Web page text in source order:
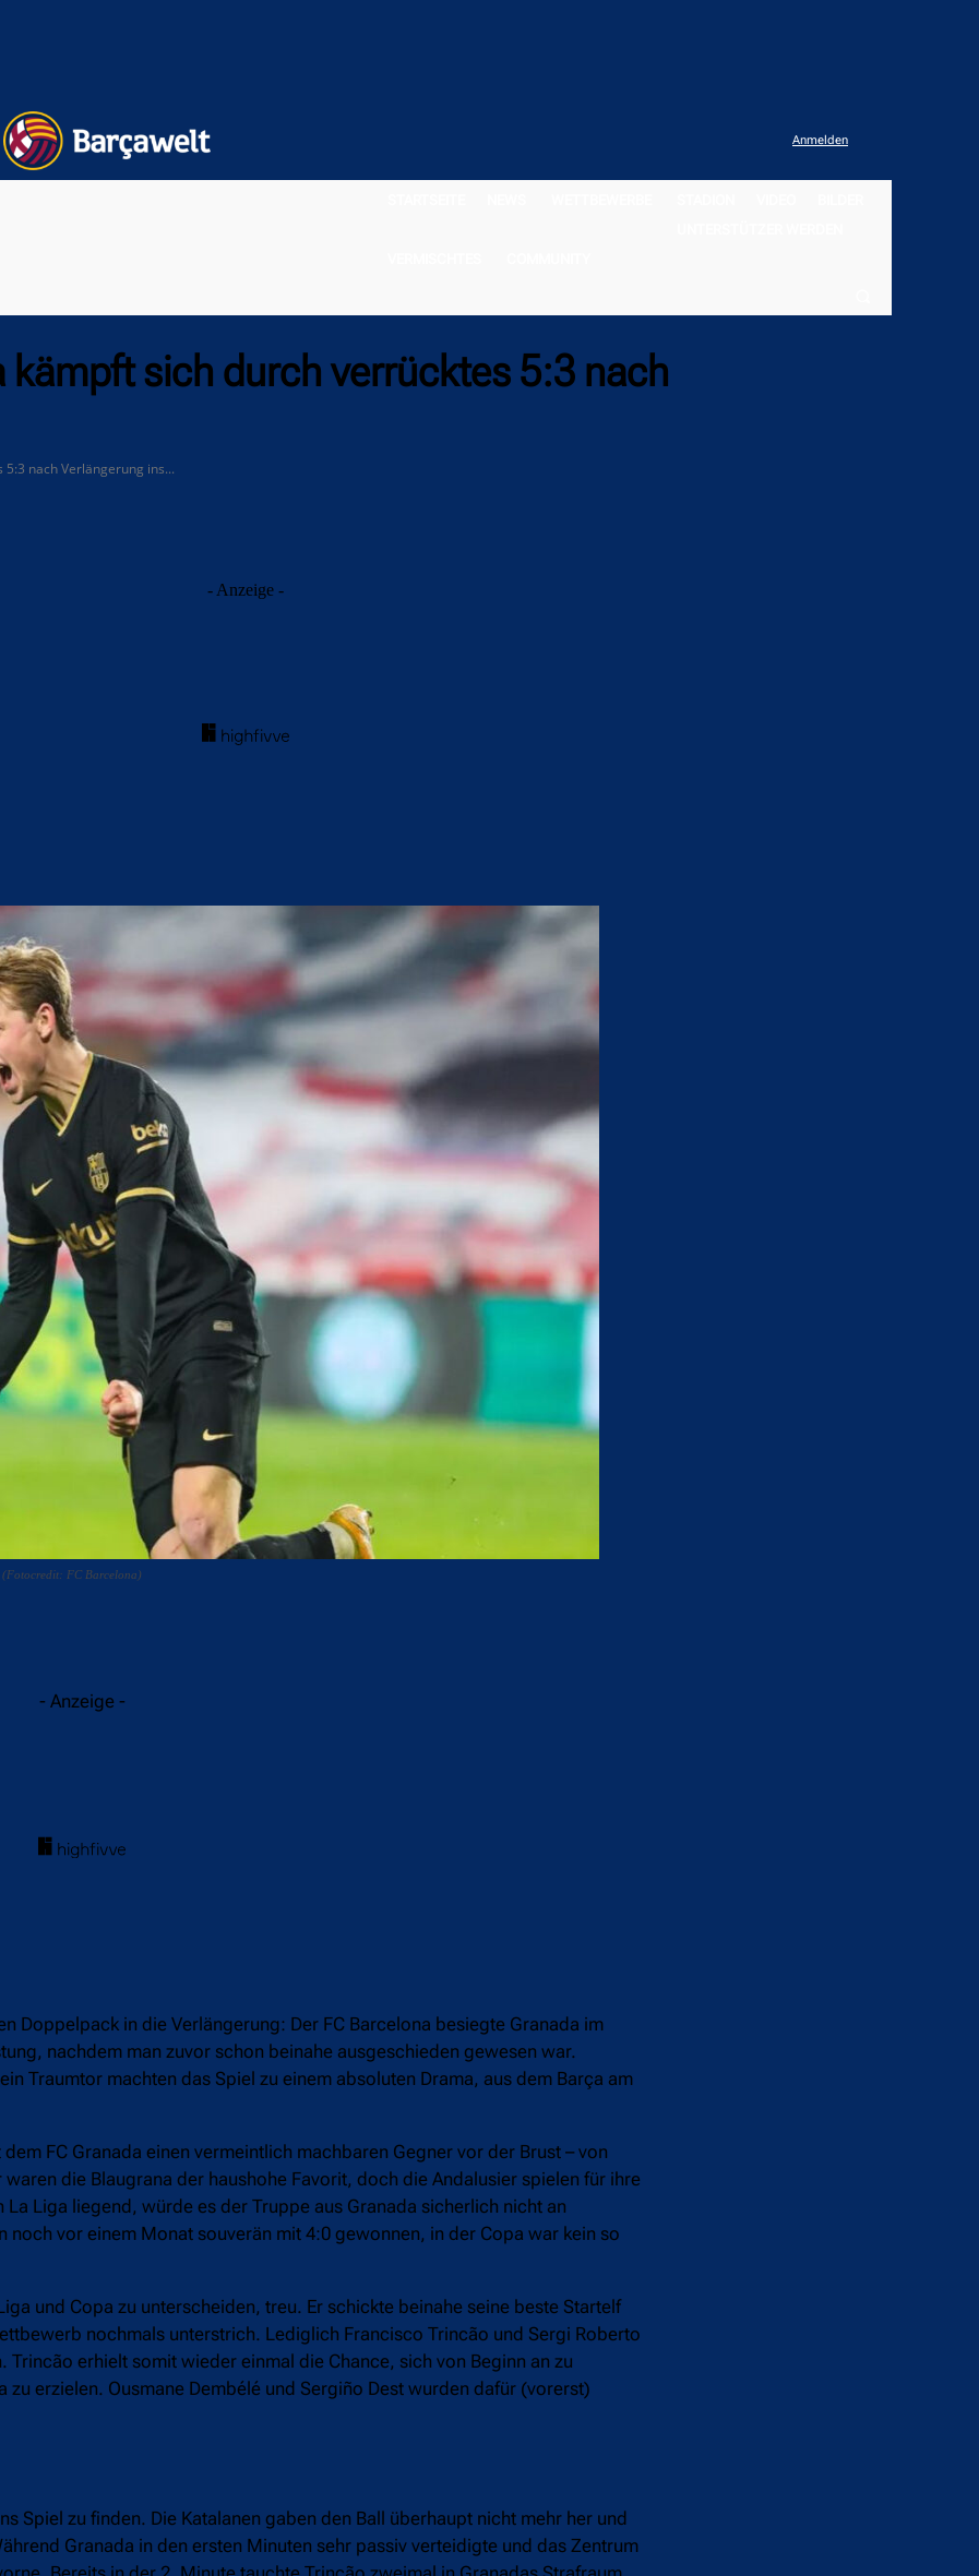
Anmelden
kämpft sich durch verrücktes 5:3 nach
nach Verlängerung ins...
- Anzeige -
(Fotocredit: FC Barcelona)
- Anzeige -
Doppelpack in die Verlängerung: Der FC Barcelona besiegte Granada im
nachdem man zuvor schon beinahe ausgeschieden gewesen war.
Traumtor machten das Spiel zu einem absoluten Drama, aus dem Barça am
FC Granada einen vermeintlich machbaren Gegner vor der Brust – von
die Blaugrana der haushohe Favorit, doch die Andalusier spielen für ihre
Liga liegend, würde es der Truppe aus Granada sicherlich nicht an
vor einem Monat souverän mit 4:0 gewonnen, in der Copa war kein so
und Copa zu unterscheiden, treu. Er schickte beinahe seine beste Startelf
nochmals unterstrich. Lediglich Francisco Trincão und Sergi Roberto
erhielt somit wieder einmal die Chance, sich von Beginn an zu
erzielen. Ousmane Dembélé und Sergiño Dest wurden dafür (vorerst)
Spiel zu finden. Die Katalanen gaben den Ball überhaupt nicht mehr her und
Granada in den ersten Minuten sehr passiv verteidigte und das Zentrum